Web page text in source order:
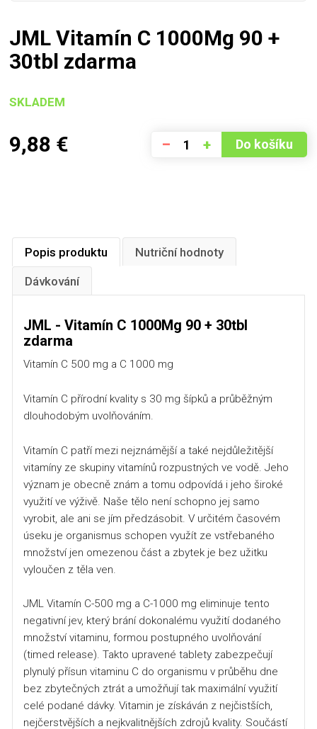
JML Vitamín C 1000Mg 90 +
30tbl zdarma
SKLADEM
9,88 € – + Do košíku
Popis produktu Nutriční hodnoty
Dávkování
JML - Vitamín C 1000Mg 90 + 30tbl
zdarma
Vitamín C 500 mg a C 1000 mg
Vitamín C přírodní kvality s 30 mg šípků a průběžným
dlouhodobým uvolňováním.
Vitamín C patří mezi nejznámější a také nejdůležitější
vitamíny ze skupiny vitamínů rozpustných ve vodě. Jeho
význam je obecně znám a tomu odpovídá i jeho široké
využití ve výživě. Naše tělo není schopno jej samo
vyrobit, ale ani se jím předzásobit. V určitém časovém
úseku je organismus schopen využít ze vstřebaného
množství jen omezenou část a zbytek je bez užitku
vyloučen z těla ven.
JML Vitamín C-500 mg a C-1000 mg eliminuje tento
negativní jev, který brání dokonalému využití dodaného
množství vitaminu, formou postupného uvolňování
(timed release). Takto upravené tablety zabezpečují
plynulý přísun vitaminu C do organismu v průběhu dne
bez zbytečných ztrát a umožňují tak maximální využití
celé podané dávky. Vitamin je získáván z nejčistších,
nejčerstvějších a nejkvalitnějších zdrojů kvality. Součástí